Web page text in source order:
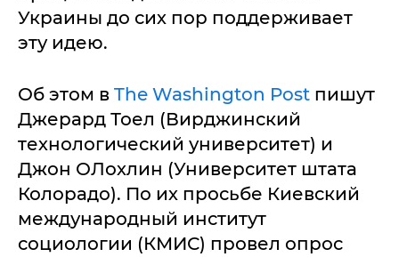
Украины до сих пор поддерживает
эту идею.
Об этом в The Washington Post пишут
Джерард Тоел (Вирджинский
технологический университет) и
Джон ОЛохлин (Университет штата
Колорадо). По их просьбе Киевский
международный институт
социологии (КМИС) провел опрос